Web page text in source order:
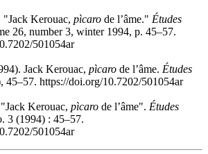
"Jack Kerouac, pìcaro de l’âme." Études
26, number 3, winter 1994, p. 45–57.
501054ar
Jack Kerouac, pìcaro de l’âme. Études
45–57. https://doi.org/10.7202/501054ar
Kerouac, pìcaro de l’âme". Études
3 (1994) : 45–57.
501054ar